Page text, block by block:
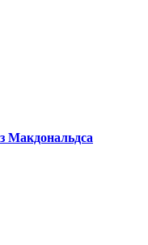
Макдональдса